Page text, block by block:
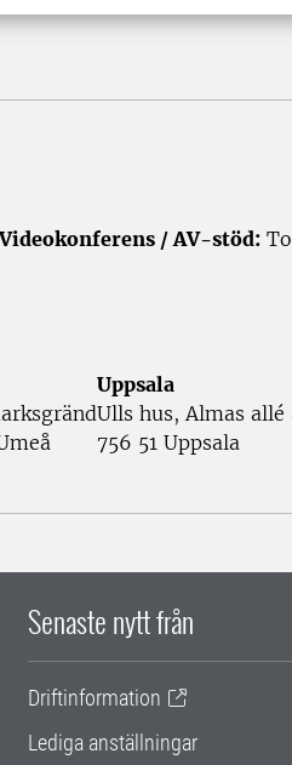
Videokonferens / AV-stöd:
Uppsala
Ulls hus, Almas allé
756 51 Uppsala
Senaste nytt från
Driftinformation
Lediga anställningar